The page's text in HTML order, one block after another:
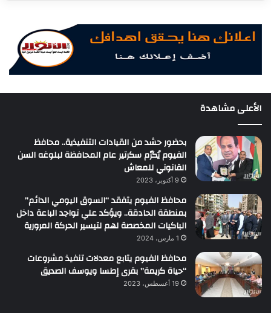
الأعلى مشاهدة
بحضور حشد من القيادات التنفيذية.. محافظ
الفيوم يُكرّم سكرتير عام المحافظة لبلوغه السن
القانوني للمعاش
9 أكتوبر، 2023
محافظ الفيوم يتفقد “السوق اليومي الدائم”
بمنطقة الحادقة.. ويؤكد علي تواجد الباعة داخل
الباكيات المخصصة لهم لتيسير الحركة المرورية
1 مارس، 2024
محافظ الفيوم يتابع معدلات تنفيذ مشروعات
“حياة كريمة” بقرى إطسا ويوسف الصديق
19 أغسطس، 2023